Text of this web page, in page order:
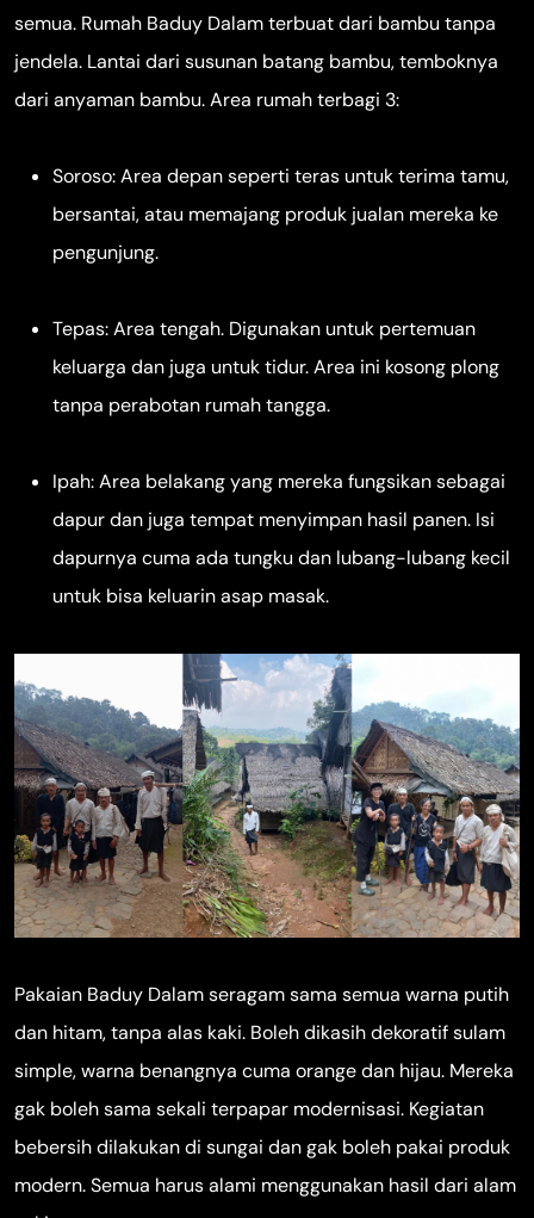
semua. Rumah Baduy Dalam terbuat dari bambu tanpa
jendela. Lantai dari susunan batang bambu, temboknya
dari anyaman bambu. Area rumah terbagi 3:
Soroso: Area depan seperti teras untuk terima tamu,
bersantai, atau memajang produk jualan mereka ke
pengunjung.
Tepas: Area tengah. Digunakan untuk pertemuan
keluarga dan juga untuk tidur. Area ini kosong plong
tanpa perabotan rumah tangga.
Ipah: Area belakang yang mereka fungsikan sebagai
dapur dan juga tempat menyimpan hasil panen. Isi
dapurnya cuma ada tungku dan lubang-lubang kecil
untuk bisa keluarin asap masak.
Pakaian Baduy Dalam seragam sama semua warna putih
dan hitam, tanpa alas kaki. Boleh dikasih dekoratif sulam
simple, warna benangnya cuma orange dan hijau. Mereka
gak boleh sama sekali terpapar modernisasi. Kegiatan
bebersih dilakukan di sungai dan gak boleh pakai produk
modern. Semua harus alami menggunakan hasil dari alam